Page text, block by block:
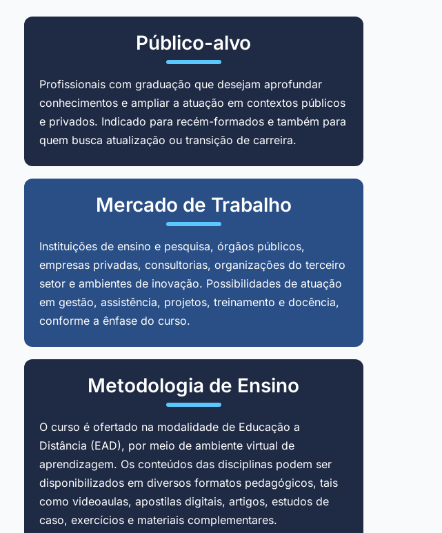
Público-alvo
Profissionais com graduação que desejam aprofundar
conhecimentos e ampliar a atuação em contextos públicos
e privados. Indicado para recém-formados e também para
quem busca atualização ou transição de carreira.
Mercado de Trabalho
Instituições de ensino e pesquisa, órgãos públicos,
empresas privadas, consultorias, organizações do terceiro
setor e ambientes de inovação. Possibilidades de atuação
em gestão, assistência, projetos, treinamento e docência,
conforme a ênfase do curso.
Metodologia de Ensino
O curso é ofertado na modalidade de Educação a
Distância (EAD), por meio de ambiente virtual de
aprendizagem. Os conteúdos das disciplinas podem ser
disponibilizados em diversos formatos pedagógicos, tais
como videoaulas, apostilas digitais, artigos, estudos de
caso, exercícios e materiais complementares.